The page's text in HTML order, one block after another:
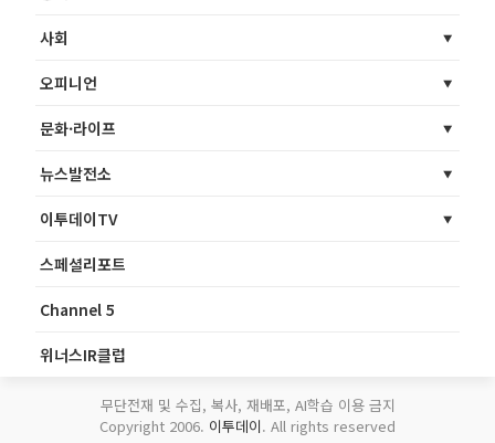
사회
오피니언
문화·라이프
뉴스발전소
이투데이TV
스페셜리포트
Channel 5
위너스IR클럽
무단전재 및 수집, 복사, 재배포, AI학습 이용 금지
Copyright 2006. 이투데이. All rights reserved